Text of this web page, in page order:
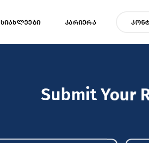
ᲡᲘᲐᲮᲚᲔᲔᲑᲘ ᲙᲐᲠᲘᲔᲠᲐ
Submit Your